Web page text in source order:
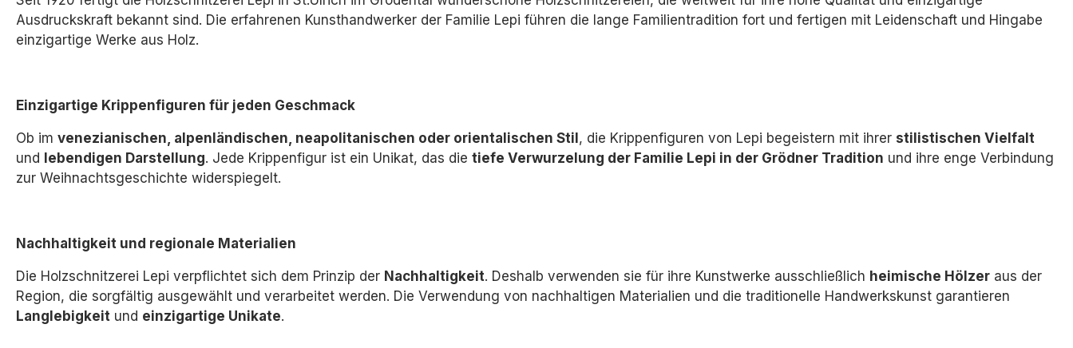
Ausdruckskraft bekannt sind. Die erfahrenen Kunsthandwerker der Familie Lepi führen die lange Familientradition fort und fertigen mit Leidenschaft und Hingabe
einzigartige Werke aus Holz.
Einzigartige Krippenfiguren für jeden Geschmack
Ob im venezianischen, alpenländischen, neapolitanischen oder orientalischen Stil , die Krippenfiguren von Lepi begeistern mit ihrer stilistischen Vielfalt
und
lebendigen Darstellung. Jede Krippenfigur ist ein Unikat, das die tiefe Verwurzelung der Familie Lepi in der Grödner Tradition und ihre enge Verbindung
zur Weihnachtsgeschichte widerspiegelt.
Nachhaltigkeit und regionale Materialien
Die Holzschnitzerei Lepi verpflichtet sich dem Prinzip der Nachhaltigkeit. Deshalb verwenden sie für ihre Kunstwerke ausschließlich heimische Hölzer aus der
Region, die sorgfältig ausgewählt und verarbeitet werden. Die Verwendung von nachhaltigen Materialien und die traditionelle Handwerkskunst garantieren
Langlebigkeit und einzigartige Unikate.